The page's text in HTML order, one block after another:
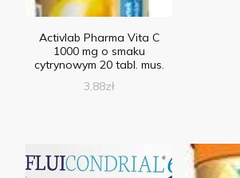
Activlab Pharma Vita C
1000 mg o smaku
cytrynowym 20 tabl. mus.
3,88zł